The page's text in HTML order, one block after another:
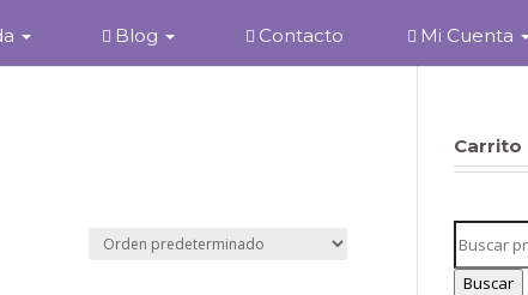
Blog Contacto Mi Cuenta
Carrito
por:
Buscar